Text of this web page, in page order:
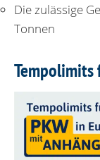
Die zulässige
Tonnen
Tempolimits